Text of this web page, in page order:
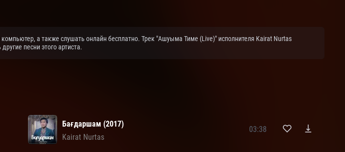
а также слушать онлайн бесплатно. Трек "Ашуыма Тиме (Live)" исполнителя Kairat Nurtas
песни этого артиста.
Бағдаршам (2017)
Kairat Nurtas
03:38